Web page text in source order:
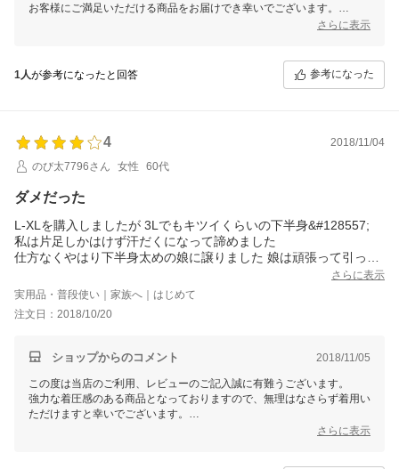
お客様にご満足いただける商品をお届けでき幸いでございます。
さらに表示
1人が参考になったと回答 参考になった
4
2018/11/04
のび太7796さん
女性 60代
ダメだった
L-XLを購入しましたが 3Lでもキツイくらいの下半身&#128557;
私は片足しかはけず汗だくになって諦めました
仕方なくやはり下半身太めの娘に譲りました 娘は頑張って引っ張
ものすごい着圧だけど足が軽くなると喜んでいます。
さらに表示
実用品・普段使い｜家族へ｜はじめて
注文日：2018/10/20
ショップからのコメント 2018/11/05
この度は当店のご利用、レビューのご記入誠に有難うございます。
強力な着圧感のある商品となっておりますので、無理はなさらず着用い
ただけますと幸いでございます。
今後ともお客様のご期待に添えるよう、商品機能向上、店舗運営に励ん
さらに表示